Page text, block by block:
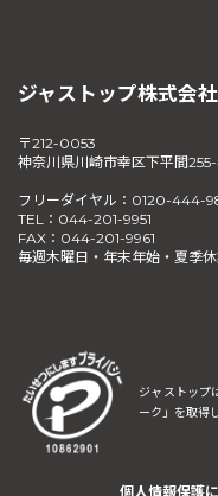
ジャストップ株式会社
〒212-0053
神奈川県川崎市幸区下平間
フリーダイヤル：0120-444-
TEL：044-201-9951
FAX：044-201-9961
毎週木曜日・年末年始・夏季休
個人情報保護
ジャストップ
ーク」を取得